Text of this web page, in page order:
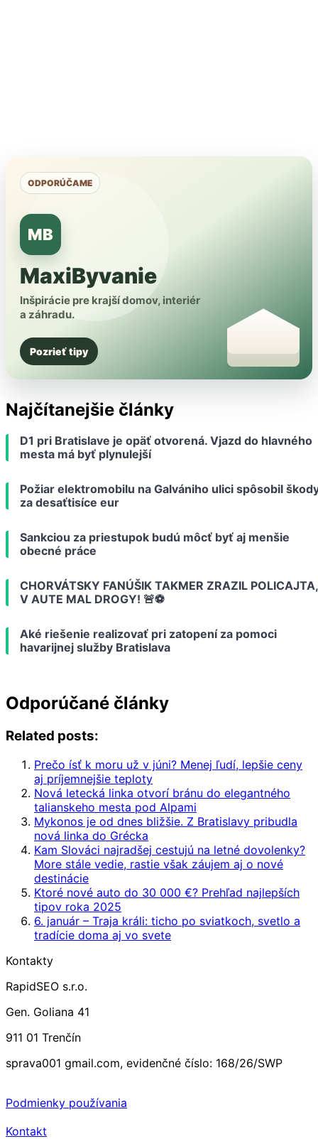
ODPORÚČAME
MB
MaxiByvanie
Inšpirácie pre krajší domov, interiér
a záhradu.
Pozrieť tipy
Najčítanejšie články
D1 pri Bratislave je opäť otvorená. Vjazd do hlavného
mesta má byť plynulejší
Požiar elektromobilu na Galvániho ulici spôsobil
za desaťtisíce eur
Sankciou za priestupok budú môcť byť aj menšie
obecné práce
CHORVÁTSKY FANÚŠIK TAKMER ZRAZIL POLICAJTA,
V AUTE MAL DROGY! 🚨⚽️
Aké riešenie realizovať pri zatopení za pomoci
havarijnej služby Bratislava
Odporúčané články
Related posts:
Prečo ísť k moru už v júni? Menej ľudí, lepšie ceny
aj príjemnejšie teploty
Nová letecká linka otvorí bránu do elegantného
talianskeho mesta pod Alpami
Mykonos je od dnes bližšie. Z Bratislavy pribudla
nová linka do Grécka
Kam Slováci najradšej cestujú na letné dovolenky?
More stále vedie, rastie však záujem aj o nové
destinácie
Ktoré nové auto do 30 000 €? Prehľad najlepších
tipov roka 2025
6. január – Traja králi: ticho po sviatkoch, svetlo a
tradície doma aj vo svete
Kontakty
RapidSEO s.r.o.
Gen. Goliana 41
911 01 Trenčín
sprava001 gmail.com, evidenčné číslo: 168/26/SWP
Podmienky používania
Kontakt